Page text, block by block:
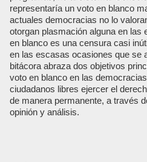
representaría un voto en blanco
actuales democracias no lo
otorgan plasmación alguna en las
en blanco es una censura casi
en las escasas ocasiones que se
bitácora abraza dos objetivos
voto en blanco en las
ciudadanos libres ejercer el
de manera permanente, a través
opinión y análisis.